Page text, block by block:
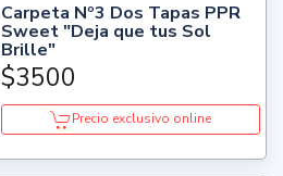
Carpeta Nº3 Dos Tapas PPR
Sweet "Deja que tus Sol
Brille"
$3500
Precio exclusivo online